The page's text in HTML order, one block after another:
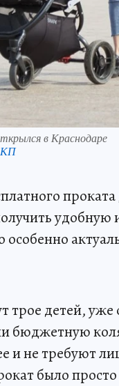
в Краснодаре
КП
особенно
трое детей, уже
бюджетную
и не требуют
было